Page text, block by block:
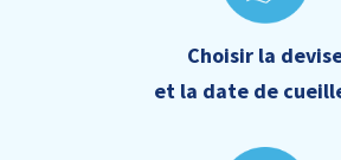
Choisir la
et la date de